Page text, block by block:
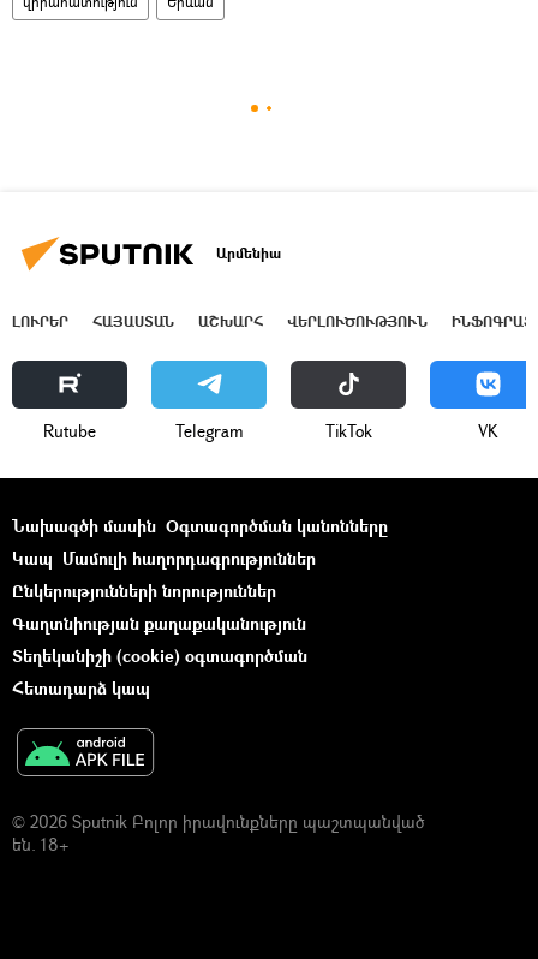
Արմենիա
ԼՈՒՐԵՐ ՀԱՅԱՍՏԱՆ ԱՇԽԱՐՀ ՎԵՐԼՈՒԾՈՒԹՅՈՒՆ
Rutube Telegram ТikТоk VK
Նախագծի մասին Օգտագործման կանոնները
Կապ Մամուլի հաղորդագրություններ
Ընկերությունների նորություններ
Գաղտնիության քաղաքականություն
Տեղեկանիշի (cookie) օգտագործման
Հետադարձ կապ
© 2026 Sputnik Բոլոր իրավունքները պաշտպանված
են. 18+